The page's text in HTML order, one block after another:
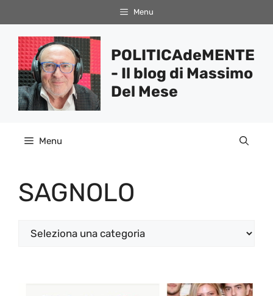
al
contenuto
Menu
POLITICAdeMENTE
- Il blog di Massimo
Del Mese
Menu
SAGNOLO
Categorie